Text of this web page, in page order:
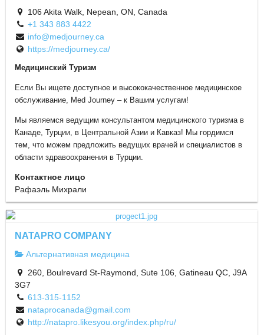
106 Akita Walk, Nepean, ON, Canada
+1 343 883 4422
info@medjourney.ca
https://medjourney.ca/
Mедицинский Tуризм
Если Вы ищете доступное и высококачественное медицинское
обслуживание, Med Journey – к Вашим услугам!
Мы являемся ведущим консультантом медицинского туризма в
Канаде, Турции, в Центральной Азии и Кавказ! Мы гордимся
тем, что можем предложить ведущих врачей и специалистов в
области здравоохранения в Турции.
Контактное лицо
Рафаэль Михрали
NATAPRO COMPANY
Альтернативная медицина
260, Boulrevard St-Raymond, Sute 106, Gatineau QC, J9A
3G7
613-315-1152
nataprocanada@gmail.com
http://natapro.likesyou.org/index.php/ru/